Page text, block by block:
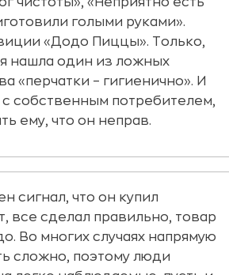
голыми руками».
«Додо Пиццы». Только,
нашла один из ложных
«перчатки – гигиенично». И
с собственным потребителем,
ему, что он неправ.
сигнал, что он купил
все сделал правильно, товар
Во многих случаях напрямую
сложно, поэтому люди